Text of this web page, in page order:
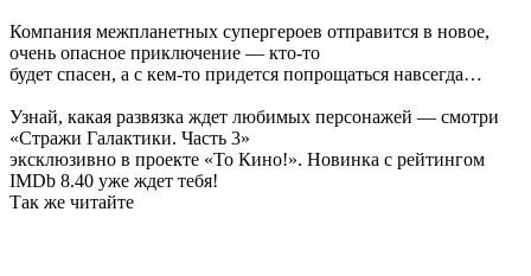
Компания межпланетных супергероев отправится в новое,
очень опасное приключение — кто-то
будет спасен, а с кем-то придется попрощаться навсегда…
Узнай, какая развязка ждет любимых персонажей — смотри
«Стражи Галактики. Часть 3»
эксклюзивно в проекте «То Кино!». Новинка с рейтингом
IMDb 8.40 уже ждет тебя!
Так же читайте